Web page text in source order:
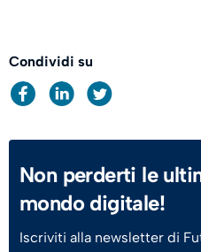
Condividi su
Non perderti le
mondo digitale!
Iscriviti alla newsletter di